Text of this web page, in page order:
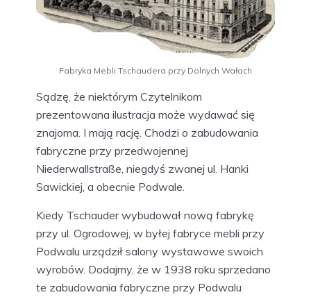
Fabryka Mebli Tschaudera przy Dolnych Wałach
Sądzę, że niektórym Czytelnikom
prezentowana ilustracja może wydawać się
znajoma. I mają rację. Chodzi o zabudowania
fabryczne przy przedwojennej
Niederwallstraße, niegdyś zwanej ul. Hanki
Sawickiej, a obecnie Podwale.
Kiedy Tschauder wybudował nową fabrykę
przy ul. Ogrodowej, w byłej fabryce mebli przy
Podwalu urządził salony wystawowe swoich
wyrobów. Dodajmy, że w 1938 roku sprzedano
te zabudowania fabryczne przy Podwalu